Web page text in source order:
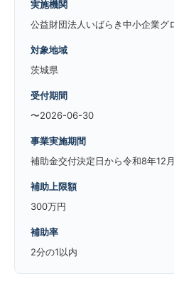
実施機関
公益財団法人いばらき中小企業グ
対象地域
茨城県
受付期間
〜2026-06-30
事業実施期間
補助金交付決定日から令和8年12
補助上限額
300万円
補助率
2分の1以内